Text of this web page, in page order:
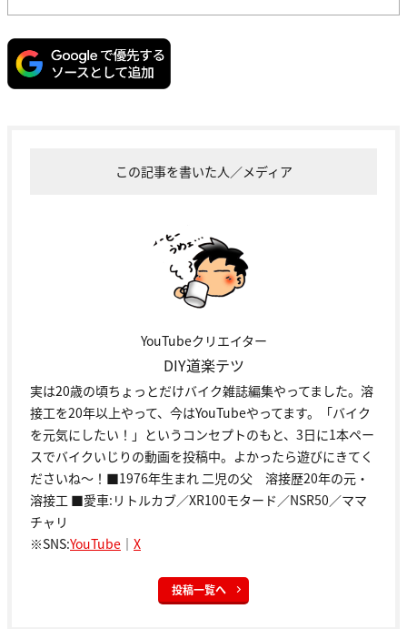
この記事を書いた人／メディア
YouTubeクリエイター
DIY道楽テツ
実は20歳の頃ちょっとだけバイク雑誌編集やってました。溶
接工を20年以上やって、今はYouTubeやってます。「バイク
を元気にしたい！」というコンセプトのもと、3日に1本ペー
スでバイクいじりの動画を投稿中。よかったら遊びにきてく
ださいね～！■1976年生まれ 二児の父 溶接歴20年の元・
溶接工 ■愛車:リトルカブ／XR100モタード／NSR50／ママ
チャリ
※SNS:YouTube ｜ X
投稿一覧へ